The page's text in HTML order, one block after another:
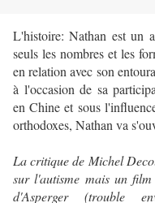
L'histoire: Nathan est un
seuls les nombres et les
en relation avec son
à l'occasion de sa
en Chine et sous
orthodoxes, Nathan va
La critique de Michel
sur l'autisme mais un
d'Asperger (trouble